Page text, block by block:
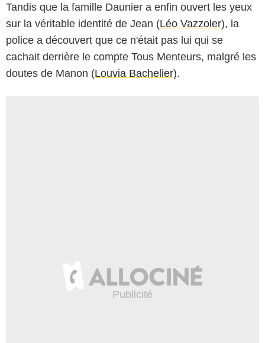
Tandis que la famille Daunier a enfin ouvert les yeux
sur la véritable identité de Jean (Léo Vazzoler), la
police a découvert que ce n'était pas lui qui se
cachait derrière le compte Tous Menteurs, malgré les
doutes de Manon (Louvia Bachelier).